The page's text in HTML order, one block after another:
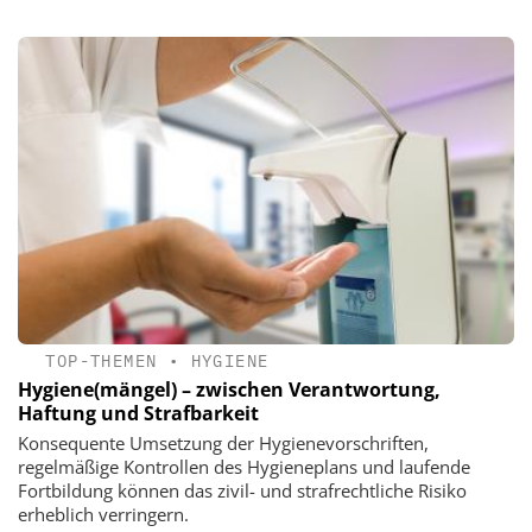
TOP-THEMEN • HYGIENE
Hygiene(mängel) – zwischen Verantwortung,
Haftung und Strafbarkeit
Konsequente Umsetzung der Hygienevorschriften,
regelmäßige Kontrollen des Hygieneplans und laufende
Fortbildung können das zivil- und strafrechtliche Risiko
erheblich verringern.